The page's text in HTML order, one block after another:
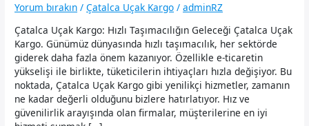
Yorum bırakın /Çatalca Uçak Kargo /adminRZ
Çatalca Uçak Kargo: Hızlı Taşımacılığın Geleceği Çatalca Uçak
Kargo. Günümüz dünyasında hızlı taşımacılık, her sektörde
giderek daha fazla önem kazanıyor. Özellikle e-ticaretin
yükselişi ile birlikte, tüketicilerin ihtiyaçları hızla değişiyor. Bu
noktada, Çatalca Uçak Kargo gibi yenilikçi hizmetler, zamanın
ne kadar değerli olduğunu bizlere hatırlatıyor. Hız ve
güvenilirlik arayışında olan firmalar, müşterilerine en iyi